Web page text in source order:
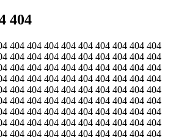
404
404 404 404 404 404 404 404 404 404
404 404 404 404 404 404 404 404 404
404 404 404 404 404 404 404 404 404
404 404 404 404 404 404 404 404 404
404 404 404 404 404 404 404 404 404
404 404 404 404 404 404 404 404 404
404 404 404 404 404 404 404 404 404
404 404 404 404 404 404 404 404 404
404 404 404 404 404 404 404 404 404